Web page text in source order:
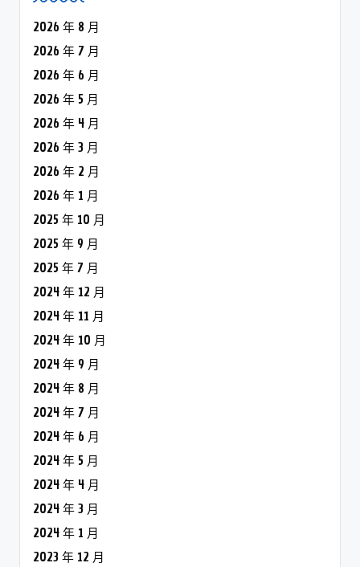
2026 年 8 月
2026 年 7 月
2026 年 6 月
2026 年 5 月
2026 年 4 月
2026 年 3 月
2026 年 2 月
2026 年 1 月
2025 年 10 月
2025 年 9 月
2025 年 7 月
2024 年 12 月
2024 年 11 月
2024 年 10 月
2024 年 9 月
2024 年 8 月
2024 年 7 月
2024 年 6 月
2024 年 5 月
2024 年 4 月
2024 年 3 月
2024 年 1 月
2023 年 12 月